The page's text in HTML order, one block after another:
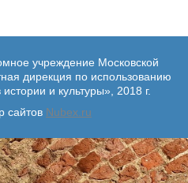
учреждение Московской
дирекция по использованию
и культуры», 2018 г.
сайтов Nubex.ru